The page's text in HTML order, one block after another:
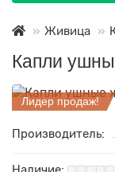
Живица
Капли
Лидер продаж!
Производитель: